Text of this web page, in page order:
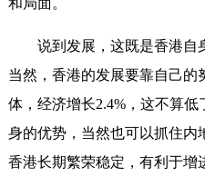
说到发展，这既是香港自身
当然，香港的发展要靠自己
体，经济增长2.4%，这不算
身的优势，当然也可以抓住内
香港长期繁荣稳定，有利于增